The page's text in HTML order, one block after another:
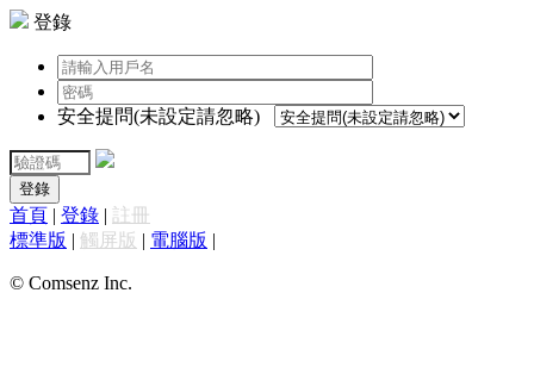
登錄
安全提問(未設定請忽略)
登錄
首頁 | 登錄 | 註冊
標準版 | 觸屏版 | 電腦版 |
© Comsenz Inc.